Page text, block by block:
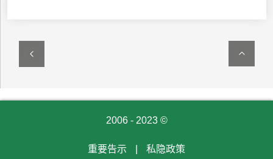
2006 - 2023 ©
重要告示 私隐政策